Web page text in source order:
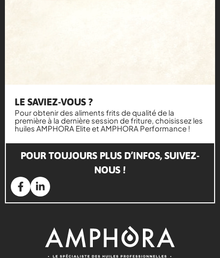
LE SAVIEZ-VOUS ?
Pour obtenir des aliments frits de qualité de la
première à la dernière session de friture, choisissez les
huiles AMPHORA Elite et AMPHORA Performance !
POUR TOUJOURS PLUS D’INFOS, SUIVEZ-
NOUS !